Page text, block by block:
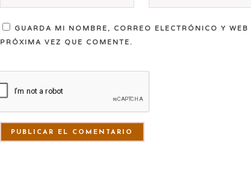
GUARDA MI NOMBRE, CORREO ELECTRÓNICO Y
PRÓXIMA VEZ QUE COMENTE.